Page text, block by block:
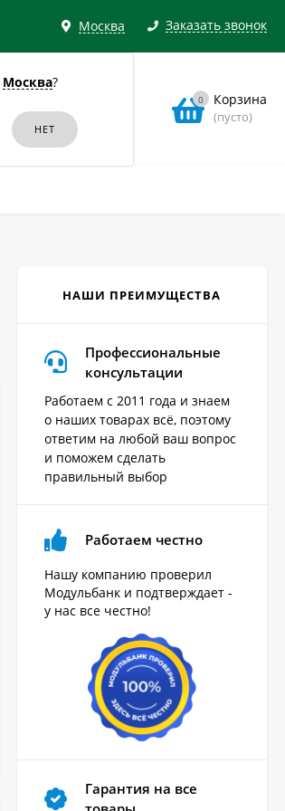
Москва
Москва?
Заказать звонок
0 Корзина
(пусто)
НАШИ ПРЕИМУЩЕСТВА
Профессиональные
консультации
Работаем с 2011 года и знаем
о наших товарах всё, поэтому
ответим на любой ваш вопрос
и поможем сделать
правильный выбор
Работаем честно
Нашу компанию проверил
Модульбанк и подтверждает -
у нас все честно!
Гарантия на все